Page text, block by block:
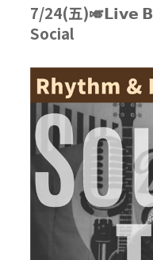
7/24(五)🎺𝗟𝗶𝘃𝗲
Social